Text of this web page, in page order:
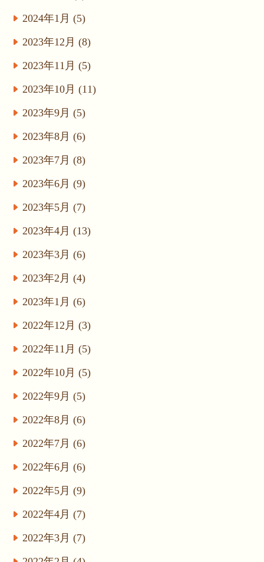
2024年1月 (5)
2023年12月 (8)
2023年11月 (5)
2023年10月 (11)
2023年9月 (5)
2023年8月 (6)
2023年7月 (8)
2023年6月 (9)
2023年5月 (7)
2023年4月 (13)
2023年3月 (6)
2023年2月 (4)
2023年1月 (6)
2022年12月 (3)
2022年11月 (5)
2022年10月 (5)
2022年9月 (5)
2022年8月 (6)
2022年7月 (6)
2022年6月 (6)
2022年5月 (9)
2022年4月 (7)
2022年3月 (7)